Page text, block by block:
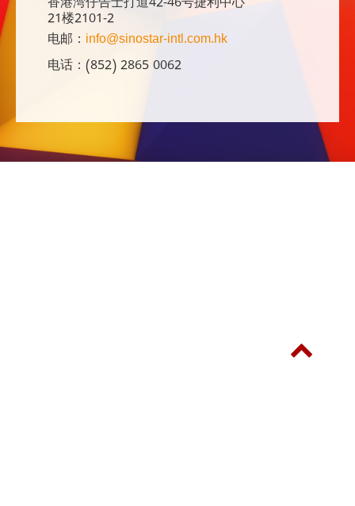
香港湾仔告士打道42-46号捷利中心
21楼2101-2
电邮： info@sinostar-intl.com.hk
电话：(852) 2865 0062